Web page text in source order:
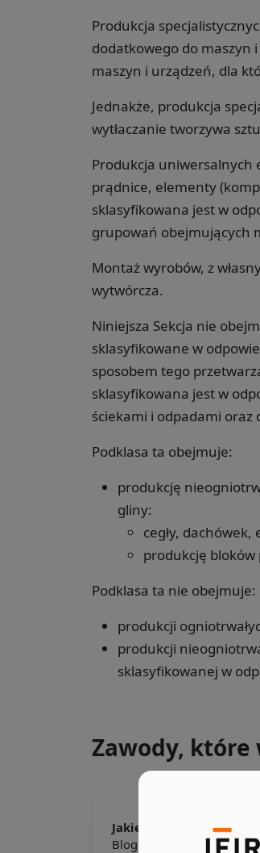
Produkcja
dodatkowego do maszyn
maszyn i urządzeń, dla
Jednakże, produkcja
wytłaczanie tworzywa
Produkcja uniwersalnych
prądnice, elementy
sklasyfikowana jest w
grupowań obejmujących
Montaż wyrobów, z
wytwórcza.
Niniejsza Sekcja nie
sklasyfikowane w
sposobem tego
sklasyfikowana jest w
ściekami i odpadami oraz
Podklasa ta obejmuje:
produkcję
gliny:
cegły,
produkcję bloków
Podklasa ta nie obejmuje:
produkcji
produkcji
sklasyfikowanej w
Zawody, które
Jakie pkd -
Bloger
Bloger budowlany to